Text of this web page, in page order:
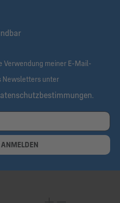
Verwendung meiner E-Mail-
Newsletters unter
.
ANMELDEN